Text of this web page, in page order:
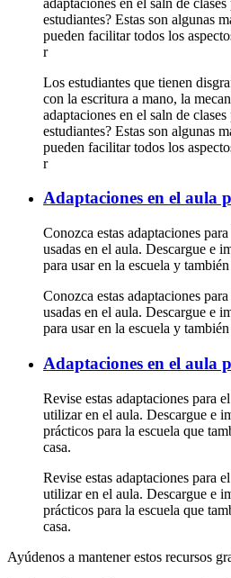
estudiantes? Estas son algunas
pueden facilitar todos los
r
Los estudiantes que tienen
con la escritura a mano, la
adaptaciones en el saln de
estudiantes? Estas son algunas
pueden facilitar todos los
r
Adaptaciones en el aula
Conozca estas adaptaciones
usadas en el aula. Descargue e
para usar en la escuela y
Conozca estas adaptaciones
usadas en el aula. Descargue e
para usar en la escuela y
Adaptaciones en el aula
Revise estas adaptaciones para
utilizar en el aula. Descargue e
prácticos para la escuela que
casa.
Revise estas adaptaciones para
utilizar en el aula. Descargue e
prácticos para la escuela que
casa.
Ayúdenos a mantener estos recursos